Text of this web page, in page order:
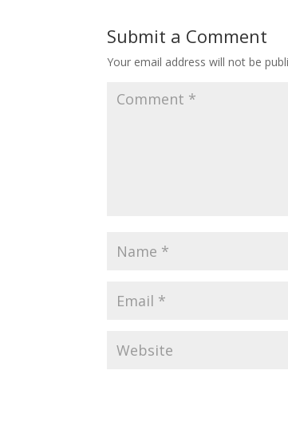
Submit a Comment
Your email address will not be